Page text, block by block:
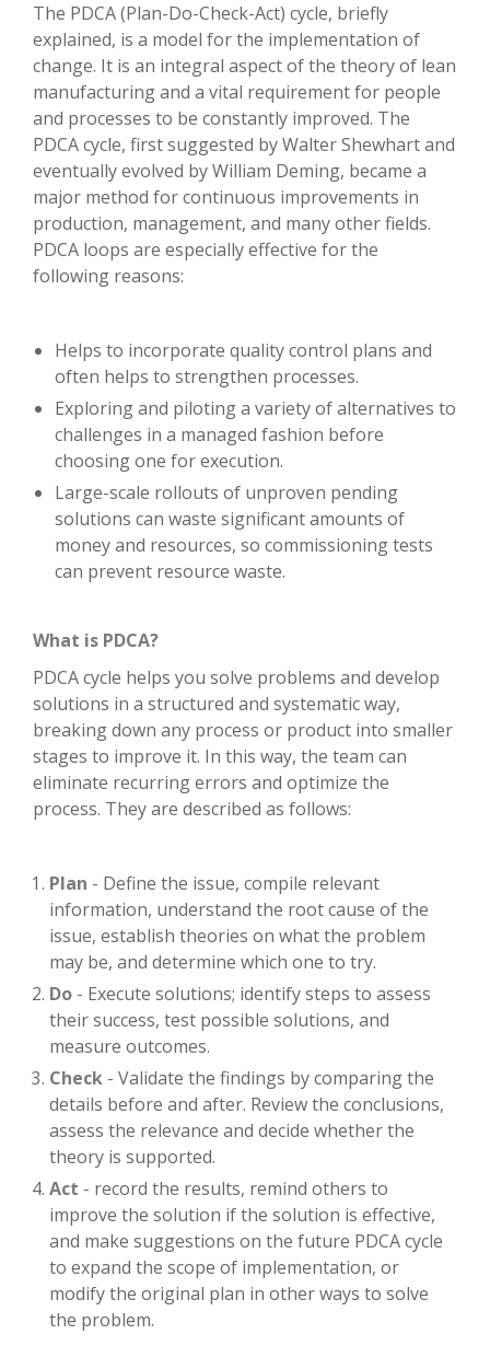
The PDCA (Plan-Do-Check-Act) cycle, briefly
explained, is a model for the implementation of
change. It is an integral aspect of the theory of lean
manufacturing and a vital requirement for people
and processes to be constantly improved. The
PDCA cycle, first suggested by Walter Shewhart and
eventually evolved by William Deming, became a
major method for continuous improvements in
production, management, and many other fields.
PDCA loops are especially effective for the
following reasons:
Helps to incorporate quality control plans and
often helps to strengthen processes.
Exploring and piloting a variety of alternatives to
challenges in a managed fashion before
choosing one for execution.
Large-scale rollouts of unproven pending
solutions can waste significant amounts of
money and resources, so commissioning tests
can prevent resource waste.
What is PDCA?
PDCA cycle helps you solve problems and develop
solutions in a structured and systematic way,
breaking down any process or product into smaller
stages to improve it. In this way, the team can
eliminate recurring errors and optimize the
process. They are described as follows:
Plan - Define the issue, compile relevant
information, understand the root cause of the
issue, establish theories on what the problem
may be, and determine which one to try.
Do - Execute solutions; identify steps to assess
their success, test possible solutions, and
measure outcomes.
Check - Validate the findings by comparing the
details before and after. Review the conclusions,
assess the relevance and decide whether the
theory is supported.
Act - record the results, remind others to
improve the solution if the solution is effective,
and make suggestions on the future PDCA cycle
to expand the scope of implementation, or
modify the original plan in other ways to solve
the problem.